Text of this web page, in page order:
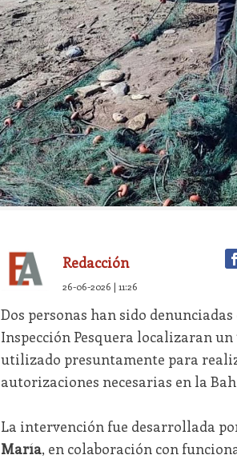
Redacción
26-06-2026 | 11:26
Dos personas han sido
Inspección Pesquera localizaran un
utilizado presuntamente para
autorizaciones necesarias en la
La intervención fue desarrollada
María, en colaboración con